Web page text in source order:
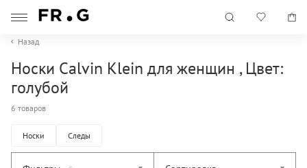
Назад
Носки Calvin Klein для женщин , Цвет:
голубой
6 товаров
Носки Следы